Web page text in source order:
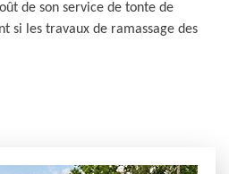
de son service de tonte de
si les travaux de ramassage des